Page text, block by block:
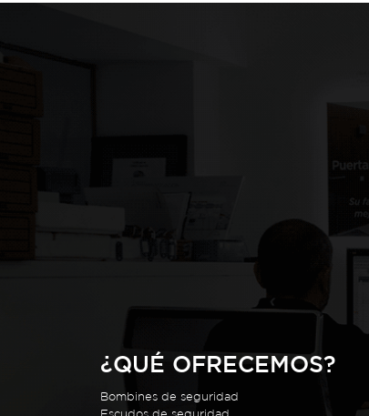
¿QUÉ OFRECEMOS?
Bombines de seguridad